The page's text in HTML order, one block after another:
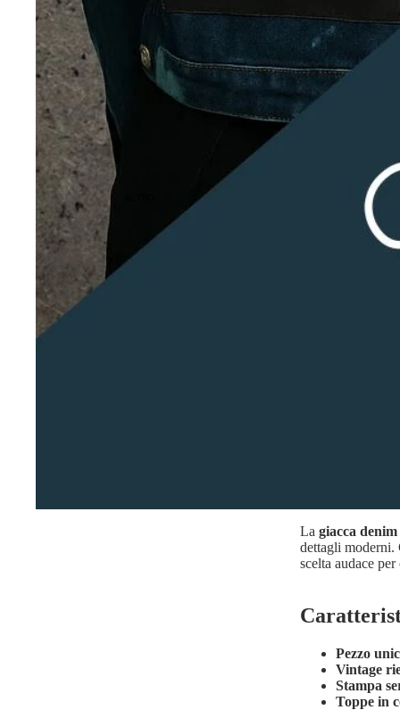
La giacca
dettagli moderni.
scelta audace
Pezzo
Vintage
Stampa
Toppe in